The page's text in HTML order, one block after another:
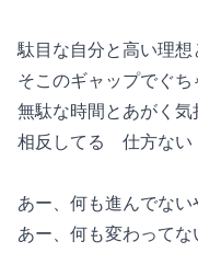
駄目な自分と高い理想
そこのギャップでぐち
無駄な時間とあがく気
相反してる　仕方ない
あー、何も進んでない
あー、何も変わってな